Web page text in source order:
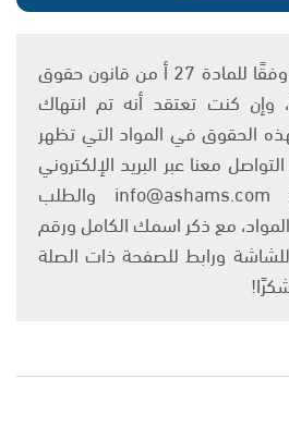
يتم الاستخدام المواد وفقًا للمادة 27 أ من قانون حقوق
التأليف والنشر 2007، وإن كنت تعتقد أنه تم انتهاك
الحقوق في المواد التي تظهر
معنا عبر البريد الإلكتروني
على العنوان التالي: info@ashams.com والطلب
مع ذكر اسمك الكامل ورقم
ورابط للصفحة ذات الصلة